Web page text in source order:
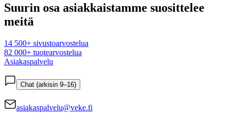
Suurin osa asiakkaistamme suosittelee
meitä
14 500+ sivustoarvostelua
82 000+ tuotearvostelua
Asiakaspalvelu
Chat (arkisin 9–16)
asiakaspalvelu@veke.fi